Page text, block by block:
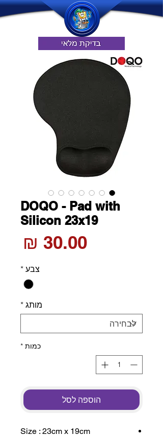
DOQO - Pad with
Silicon 23x19
צבע *
מותג *
כמות *
הוספה לסל
Size : 23cm x 19cm